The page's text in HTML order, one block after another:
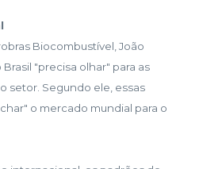
Biocombustível, João
"precisa olhar" para as
setor. Segundo ele, essas
o mercado mundial para o